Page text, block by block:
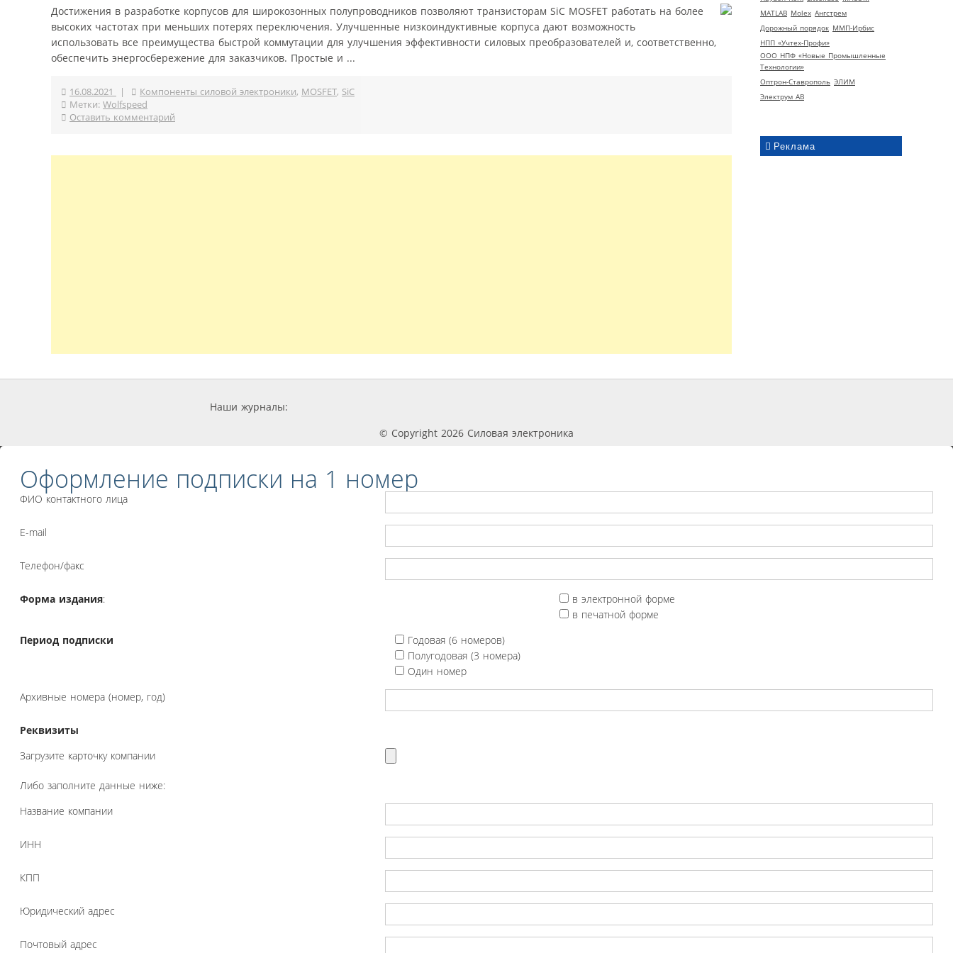
MATLAB Molex Ангстрем
Дорожный порядок ММП-Ирбис
НПП «Учтех-Профи»
ООО НПФ «Новые Промышленные
Технологии»
Оптрон-Ставрополь ЭЛИМ
Электрум АВ
Реклама
Достижения в разработке корпусов для широкозонных полупроводников позволяют транзисторам SiC MOSFET работать на более
высоких частотах при меньших потерях переключения. Улучшенные низкоиндуктивные корпуса дают возможность
использовать все преимущества быстрой коммутации для улучшения эффективности силовых преобразователей и, соответственно,
обеспечить энергосбережение для заказчиков. Простые и ...
16.08.2021 | Компоненты силовой электроники, MOSFET, SiC
Метки: Wolfspeed
Оставить комментарий
Наши журналы:
© Copyright 2026 Силовая электроника
Оформление подписки на 1 номер
ФИО контактного лица
E-mail
Телефон/факс
Форма издания:
в электронной форме
в печатной форме
Период подписки
Годовая (6 номеров)
Полугодовая (3 номера)
Один номер
Архивные номера (номер, год)
Реквизиты
Загрузите карточку компании
Либо заполните данные ниже:
Название компании
ИНН
КПП
Юридический адрес
Почтовый адрес